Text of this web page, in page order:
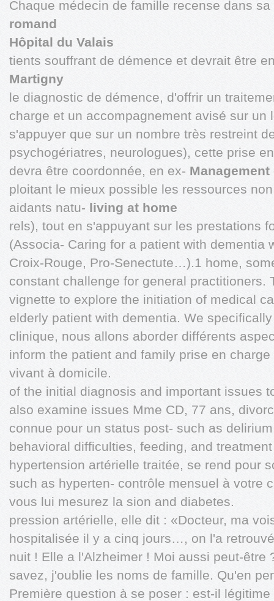
Chaque médecin de famille recense dans
romand
Hôpital du Valais
tients souffrant de démence et devrait être
Martigny
le diagnostic de démence, d'offrir un
charge et un accompagnement avisé sur un
s'appuyer que sur un nombre très restreint
psychogériatres, neurologues), cette prise
devra être coordonnée, en ex-
ploitant le mieux possible les ressources
aidants natu- living at home
rels), tout en s'appuyant sur les prestations
(Associa- Caring for a patient with dementia
Croix-Rouge, Pro-Senectute…).1 home,
constant challenge for general practitioners.
vignette to explore the initiation of medical
elderly patient with dementia. We
clinique, nous allons aborder différents
inform the patient and family prise en
vivant à domicile.
of the initial diagnosis and important issues
also examine issues Mme CD, 77 ans,
connue pour un status post- such as
behavioral difficulties, feeding, and
hypertension artérielle traitée, se rend pour
such as hyperten- contrôle mensuel à votre
vous lui mesurez la sion and diabetes.
pression artérielle, elle dit : «Docteur, ma
hospitalisée il y a cinq jours…, on l'a
nuit ! Elle a l'Alzheimer ! Moi aussi peut-être
savez, j'oublie les noms de famille. Qu'en
Première question à se poser : est-il